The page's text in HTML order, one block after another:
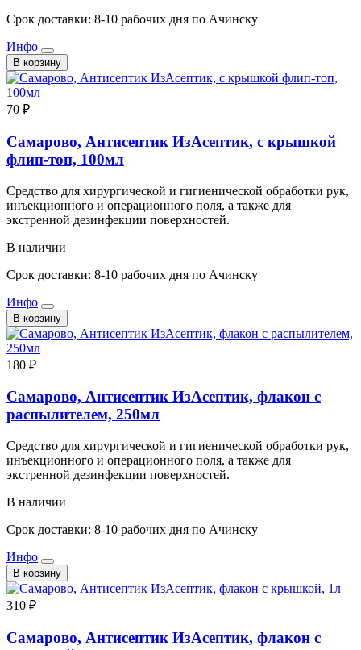
Срок доставки: 8-10 рабочих дня по Ачинску
Инфо
В корзину
70 ₽
Самарово, Антисептик ИзАсептик, с крышкой
флип-топ, 100мл
Средство для хирургической и гигиенической обработки рук,
инъекционного и операционного поля, а также для
экстренной дезинфекции поверхностей.
В наличии
Срок доставки: 8-10 рабочих дня по Ачинску
Инфо
В корзину
180 ₽
Самарово, Антисептик ИзАсептик, флакон с
распылителем, 250мл
Средство для хирургической и гигиенической обработки рук,
инъекционного и операционного поля, а также для
экстренной дезинфекции поверхностей.
В наличии
Срок доставки: 8-10 рабочих дня по Ачинску
Инфо
В корзину
310 ₽
Самарово, Антисептик ИзАсептик, флакон с